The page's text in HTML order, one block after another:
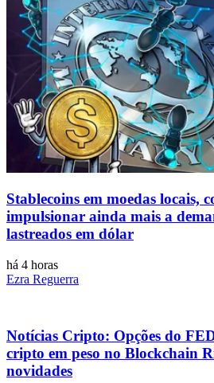
Stablecoins ​​em moedas locais,
impulsionar ainda mais a
lastreados em dólar
há 4 horas
Ezra Reguerra
Notícias Cripto: Opções do
cripto em peso no Blockchain
novidades